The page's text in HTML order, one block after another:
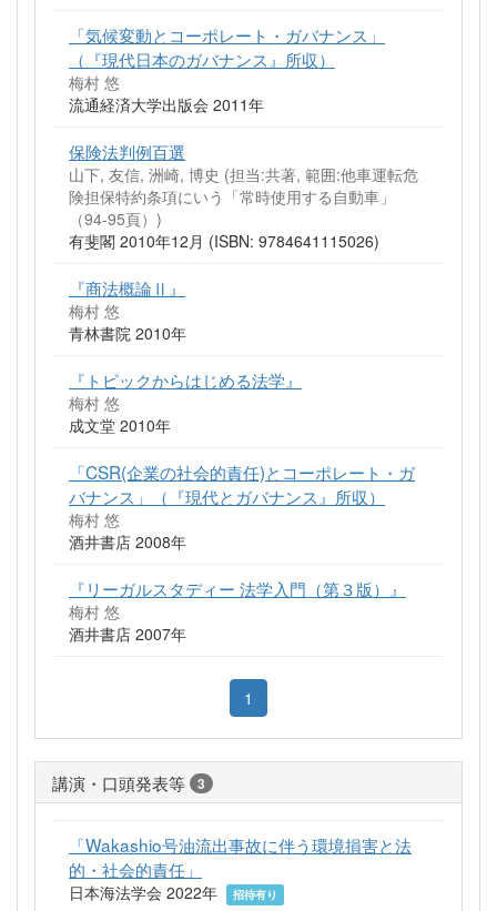
「気候変動とコーポレート・ガバナンス」
（『現代日本のガバナンス』所収）
梅村 悠
流通経済大学出版会 2011年
保険法判例百選
山下, 友信, 洲崎, 博史 (担当:共著, 範囲:他車運転危
険担保特約条項にいう「常時使用する自動車」
（94-95頁）)
有斐閣 2010年12月 (ISBN: 9784641115026)
『商法概論Ⅱ』
梅村 悠
青林書院 2010年
『トピックからはじめる法学』
梅村 悠
成文堂 2010年
「CSR(企業の社会的責任)とコーポレート・ガ
バナンス」（『現代とガバナンス』所収）
梅村 悠
酒井書店 2008年
『リーガルスタディー 法学入門（第３版）』
梅村 悠
酒井書店 2007年
1
講演・口頭発表等 3
「Wakashio号油流出事故に伴う環境損害と法
的・社会的責任」
日本海法学会 2022年 招待有り